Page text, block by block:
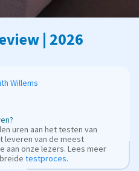
| 2026
Willems
uren aan het testen van
leveren van de meest
aan onze lezers. Lees meer
testproces.